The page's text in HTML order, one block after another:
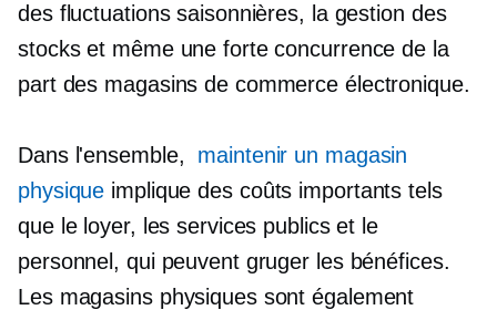
des fluctuations saisonnières, la gestion des
stocks et même une forte concurrence de la
part des magasins de commerce électronique.
Dans l'ensemble, maintenir un magasin
physique implique des coûts importants tels
que le loyer, les services publics et le
personnel, qui peuvent gruger les bénéfices.
Les magasins physiques sont également